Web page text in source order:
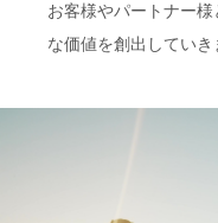
お客様やパートナー
な価値を創出していき